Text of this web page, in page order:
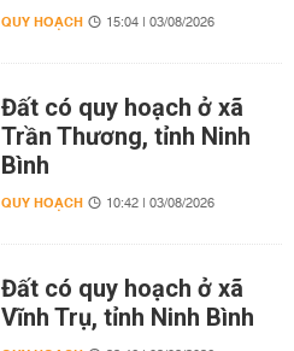
QUY HOẠCH 15:04 | 03/08/2026
Đất có quy hoạch ở xã
Trần Thương, tỉnh Ninh
Bình
QUY HOẠCH 10:42 | 03/08/2026
Đất có quy hoạch ở xã
Vĩnh Trụ, tỉnh Ninh Bình